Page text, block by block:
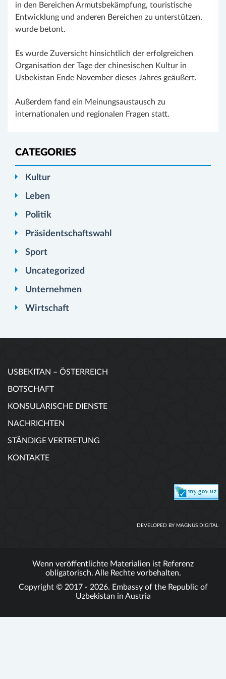
in den Bereichen Armutsbekämpfung, touristische
Entwicklung und anderen Bereichen zu unterstützen,
wurde betont.
Es wurde Zuversicht hinsichtlich der erfolgreichen
Organisation der Tage der chinesischen Kultur in
Usbekistan Ende November dieses Jahres geäußert.
Außerdem fand ein Meinungsaustausch zu
internationalen und regionalen Fragen statt.
CATEGORIES
Kultur
Leben
Politik
Präsidentschaftswahl
Sport
Uncategorized
Unternehmen
Wirtschaft
USBEKITAN – ÖSTERREICH
BOTSCHAFT
KONSULARISCHE DIENSTE
NACHRICHTEN
STÄNDIGE VERTRETUNG
KONTAKTE
DEVELOPED BY MAGNUS DIGITAL
Wenn veröffentlichte Materialien ist Referenz
obligatorisch. Alle Rechte vorbehalten.
Copyright © 2017 - 2026. Embassy of the Republic of
Uzbekistan in Austria